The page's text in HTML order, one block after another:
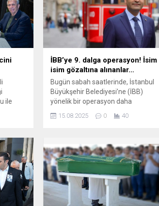
ile
İBB’ye 9. dalga operasyon! İsim
isim gözaltına alınanlar…
Bugün sabah saatlerinde, İstanbul
Büyükşehir Belediyesi’ne (İBB)
yönelik bir operasyon daha
dalga operasyonda Beyoğlu
aralarında bulunduğu 44 isim ...
15.08.2025 0 40